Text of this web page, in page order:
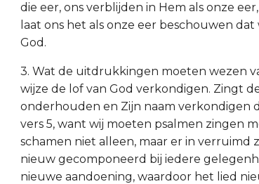
die eer, ons verblijden in Hem als onze
laat ons het als onze eer beschouwen
God.
3. Wat de uitdrukkingen moeten wezen
wijze de lof van God verkondigen. Zingt
onderhouden en Zijn naam verkondigen
vers 5, want wij moeten psalmen zingen
schamen niet alleen, maar er in verruimd
nieuw gecomponeerd bij iedere
nieuwe aandoening, waardoor het lied